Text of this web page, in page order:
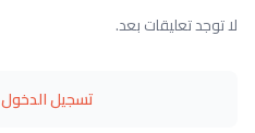
لا توجد تعليقات بعد.
تسجيل الدخول